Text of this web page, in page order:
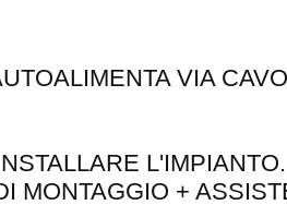
VIA
L'IMPIANTO.
MONTAGGIO +